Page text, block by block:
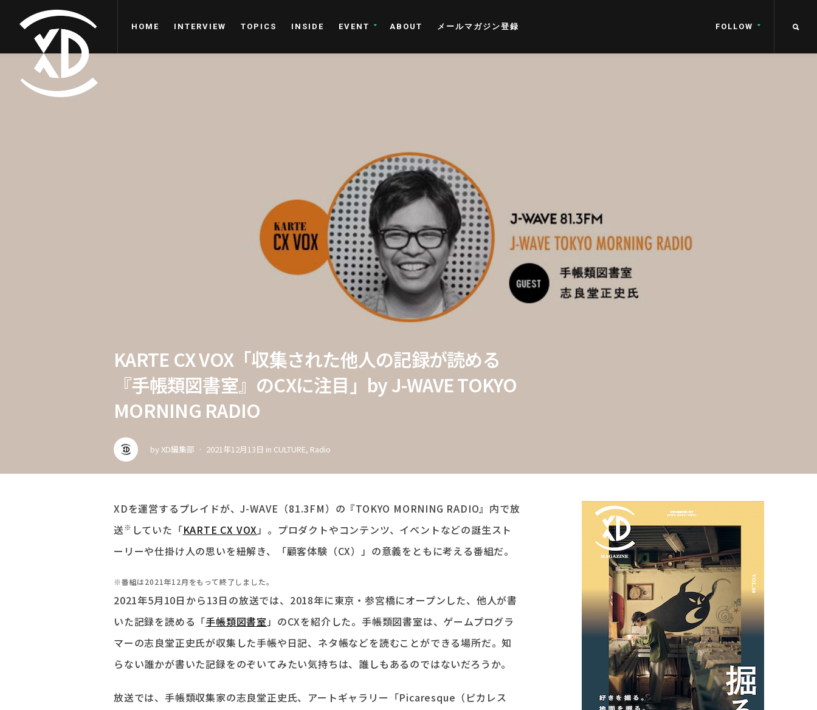
HOME INTERVIEW TOPICS INSIDE EVENT ABOUT メールマガジン登録 FOLLOW
KARTE CX VOX「収集された他人の記録が読める
『手帳類図書室』のCXに注目」by J-WAVE TOKYO
MORNING RADIO
byXD編集部 2021年12月13日 in CULTURE, Radio
XDを運営するプレイドが、J-WAVE（81.3FM）の『TOKYO MORNING RADIO』内で放
送※ していた「KARTE CX VOX」。プロダクトやコンテンツ、イベントなどの誕生スト
ーリーや仕掛け人の思いを紐解き、「顧客体験（CX）」の意義をともに考える番組だ。
※番組は2021年12月をもって終了しました。
2021年5月10日から13日の放送では、2018年に東京・参宮橋にオープンした、他人が書
いた記録を読める「手帳類図書室」のCXを紹介した。手帳類図書室は、ゲームプログラ
マーの志良堂正史氏が収集した手帳や日記、ネタ帳などを読むことができる場所だ。知
らない誰かが書いた記録をのぞいてみたい気持ちは、誰しもあるのではないだろうか。
放送では、手帳類収集家の志良堂正史氏、アートギャラリー「Picaresque（ピカレス